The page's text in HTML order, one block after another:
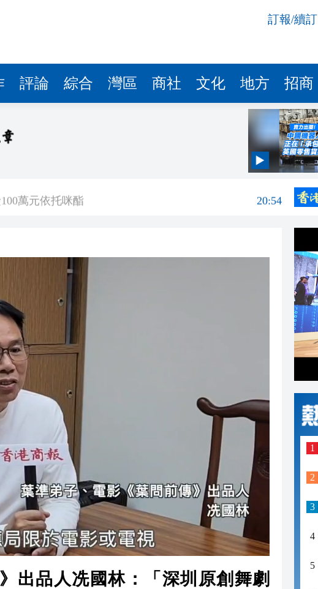
訂報/續訂
評論 綜合 灣區 商社 文化 地方 招商
21:01
萬元依托咪酯
20:54
加速度
級、智能製造與文旅融合
聯儲影響力再受關注
出品人冼國林：「深圳原創舞劇